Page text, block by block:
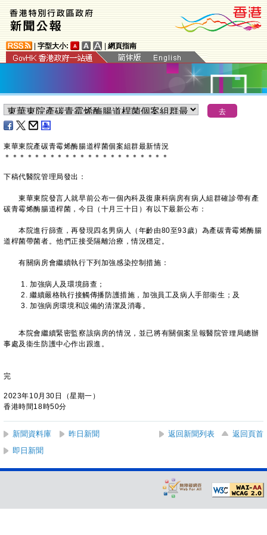
字型大小: 網頁指南
東華東院產碳青霉烯酶腸道桿菌個案組群最新情況
＊ ＊ ＊ ＊ ＊ ＊ ＊ ＊ ＊ ＊ ＊ ＊ ＊ ＊ ＊ ＊ ＊ ＊ ＊ ＊ ＊ ＊
下稿代醫院管理局發出：
東華東院發言人就早前公布一個內科及復康科病房有病人組群確診帶有產
碳青霉烯酶腸道桿菌，今日（十月三十日）有以下最新公布：
本院進行篩查，再發現四名男病人（年齡由80至93歲）為產碳青霉烯酶腸
道桿菌帶菌者。他們正接受隔離治療，情況穩定。
有關病房會繼續執行下列加強感染控制措施：
加強病人及環境篩查；
繼續嚴格執行接觸傳播防護措施，加強員工及病人手部衞生；及
加強病房環境和設備的清潔及消毒。
本院會繼續緊密監察該病房的情況，並已將有關個案呈報醫院管理局總辦
事處及衞生防護中心作出跟進。
完
2023年10月30日（星期一）
香港時間18時50分
新聞資料庫 昨日新聞 返回新聞列表
返回頁首
即日新聞